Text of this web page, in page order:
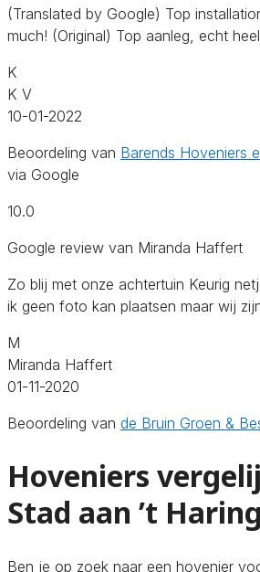
(Translated by Google) Top
much! (Original) Top aanleg, echt
K
K V
10-01-2022
Beoordeling van Barends Hoveniers
via Google
10.0
Google review van Miranda Haffert
Zo blij met onze achtertuin Keurig
ik geen foto kan plaatsen maar wij
M
Miranda Haffert
01-11-2020
Beoordeling van de Bruin Groen &
Hoveniers
Stad aan ’t
Ben je op zoek naar een hovenier